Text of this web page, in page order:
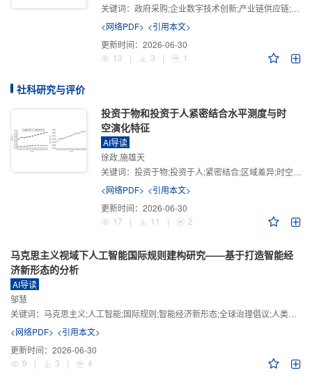
关键词： 政府采购;企业数字技术创新;产业链供应链;产业链供应链韧性;需求侧财政政策
<网络PDF> <引用本文>
更新时间： 2026-06-30
13
| 3 | 1
社科研究与评价
投资于物和投资于人紧密结合水平测度与时
空演化特征
AI导读
徐政,施雄天
关键词： 投资于物;投资于人;紧密结合;区域差异;时空演化
<网络PDF> <引用本文>
更新时间： 2026-06-30
17
| 11 | 2
马克思主义视域下人工智能国际规则建构研究——基于打造智能经
济新形态的分析
AI导读
邹慧
关键词： 马克思主义;人工智能;国际规则;智能经济新形态;全球治理倡议;人类命运共同体
<网络PDF> <引用本文>
更新时间： 2026-06-30
9
| 3 | 4